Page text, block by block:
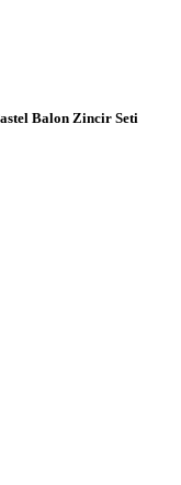
Balon Zincir Seti